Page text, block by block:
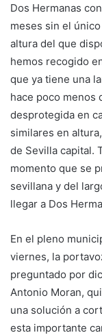
Dos Hermanas
meses sin el
altura del que
hemos recogido
que ya tiene una
hace poco menos
desprotegida en
similares en
de Sevilla capital.
momento que se
sevillana y del
llegar a Dos
En el pleno
viernes, la
preguntado por
Antonio Moran,
una solución a
esta importante